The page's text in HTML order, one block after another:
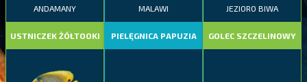
ANDAMANY
USTNICZEK ŻÓŁTOOKI
MALAWI
PIELĘGNICA PAPUZIA
JEZIORO BIWA
GOLEC SZCZELINOWY